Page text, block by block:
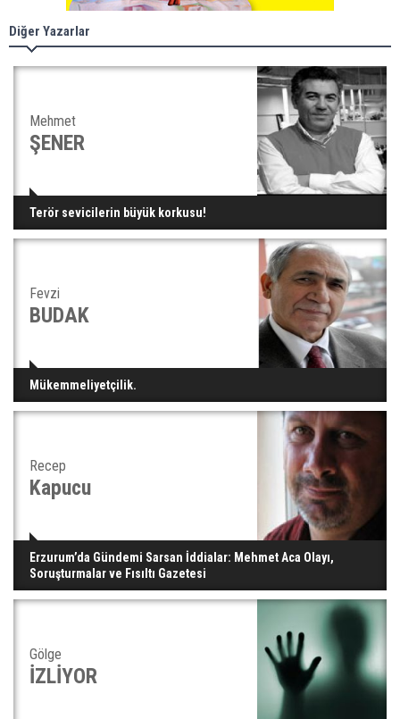
Diğer Yazarlar
Mehmet
ŞENER
Terör sevicilerin büyük korkusu!
Fevzi
BUDAK
Mükemmeliyetçilik.
Recep
Kapucu
Erzurum’da Gündemi Sarsan İddialar: Mehmet Aca Olayı,
Soruşturmalar ve Fısıltı Gazetesi
Gölge
İZLİYOR